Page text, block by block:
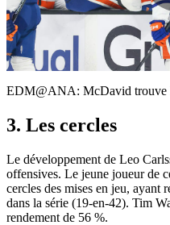
EDM@ANA: McDavid trouve
3. Les cercles
Le développement de Leo
offensives. Le jeune joueur de
cercles des mises en jeu, ayant
dans la série (19-en-42). Tim
rendement de 56 %.